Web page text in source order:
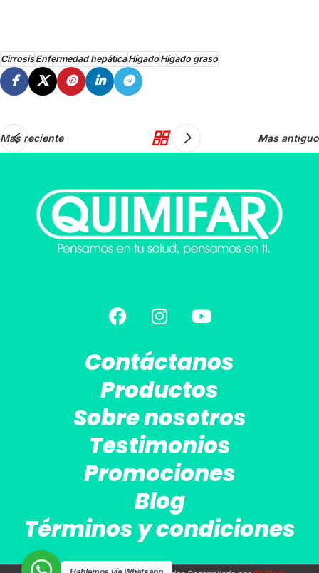
CirrosisEnfermedad hepáticaHígadoHígado graso
Mas reciente Mas antiguo
Contáctanos
Productos
Sobre nosotros
Testimonios
Promociones
Blog
Términos y condiciones